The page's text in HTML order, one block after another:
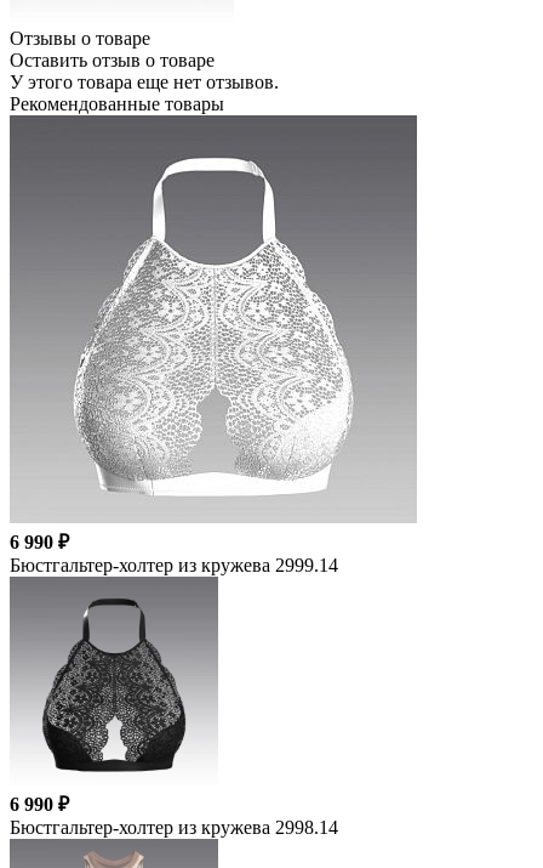
Отзывы о товаре
Оставить отзыв о товаре
У этого товара еще нет отзывов.
Рекомендованные товары
6 990 ₽
Бюстгальтер-холтер из кружева 2999.14
6 990 ₽
Бюстгальтер-холтер из кружева 2998.14